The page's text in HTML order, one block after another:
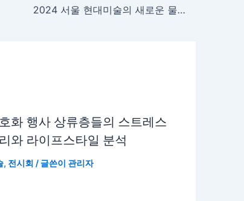
2024 서울 현대미술의 새로운 물결: 디지털과 아날로그의 융합
화 행사 상류층들의 스트레스
와 라이프스타일 분석
, 전시회 / 글쓴이 관리자